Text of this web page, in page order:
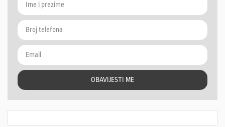
OBAVIJESTI ME